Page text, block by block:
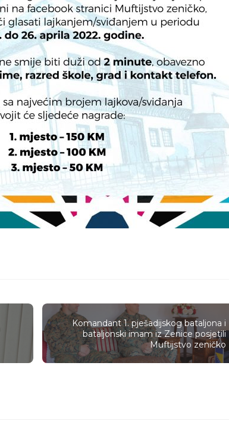
Komandant 1. pješadijskog bataljona i
bataljonski imam iz Zenice posjetili
Muftijstvo zeničko